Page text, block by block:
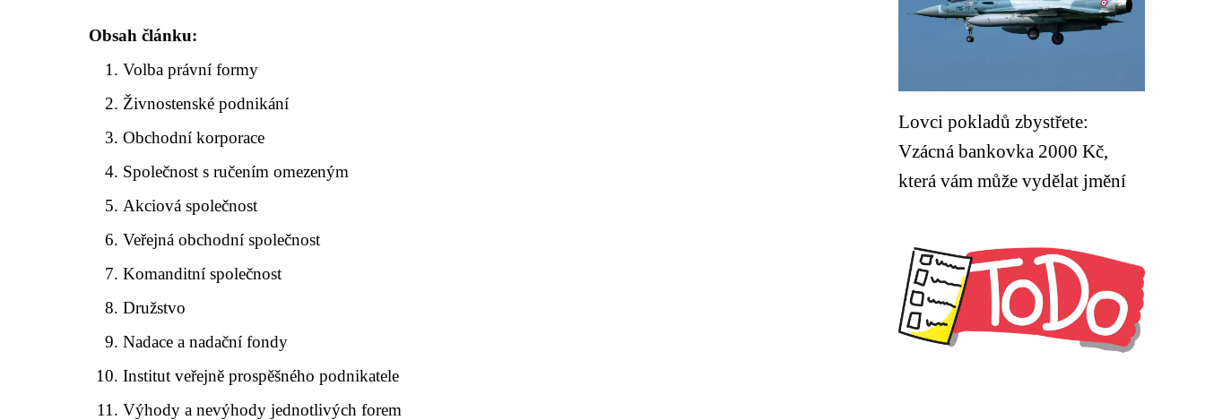
Obsah článku:
Volba právní formy
Živnostenské podnikání
Obchodní korporace
Společnost s ručením omezeným
Akciová společnost
Veřejná obchodní společnost
Komanditní společnost
Družstvo
Nadace a nadační fondy
Institut veřejně prospěšného podnikatele
Výhody a nevýhody jednotlivých forem
Lovci pokladů zbystřete:
Vzácná bankovka 2000 Kč,
která vám může vydělat jmění